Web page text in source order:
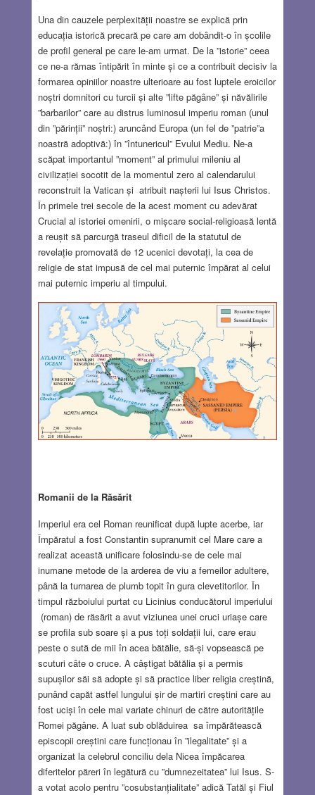
Una din cauzele perplexității noastre se explică prin
educația istorică precară pe care am dobândit-o în școlile
de profil general pe care le-am urmat. De la ”istorie” ceea
ce ne-a rămas întipărit în minte și ce a contribuit decisiv la
formarea opiniilor noastre ulterioare au fost luptele eroicilor
noștri domnitori cu turcii și alte ”lifte păgâne” și năvălirile
”barbarilor” care au distrus luminosul imperiu roman (unul
din ”părinții” noștri:) aruncând Europa (un fel de ”patrie”a
noastră adoptivă:) în ”întunericul” Evului Mediu. Ne-a
scăpat importantul ”moment” al primului mileniu al
civilizației socotit de la momentul zero al calendarului
reconstruit la Vatican și atribuit nașterii lui Isus Christos.
În primele trei secole de la acest moment cu adevărat
Crucial al istoriei omenirii, o mișcare social-religioasă lentă
a reușit să parcurgă traseul dificil de la statutul de
revelație promovată de 12 ucenici devotați, la cea de
religie de stat impusă de cel mai puternic împărat al celui
mai puternic imperiu al timpului.
Romanii de la Răsărit
Imperiul era cel Roman reunificat după lupte acerbe, iar
Împăratul a fost Constantin supranumit cel Mare care a
realizat această unificare folosindu-se de cele mai
inumane metode de la arderea de viu a femeilor adultere,
până la turnarea de plumb topit în gura clevetitorilor. În
timpul războiului purtat cu Licinius conducătorul imperiului
(roman) de răsărit a avut viziunea unei cruci uriașe care
se profila sub soare și a pus toți soldații lui, care erau
peste o sută de mii în acea bătălie, să-și vopsească pe
scuturi câte o cruce. A câștigat bătălia și a permis
supușilor săi să adopte și să practice liber religia creștină,
punând capăt astfel lungului șir de martiri creștini care au
fost uciși în cele mai variate chinuri de către autoritățile
Romei păgâne. A luat sub oblăduirea sa împărătească
episcopii creștini care funcționau în ”ilegalitate” și a
organizat la celebrul conciliu dela Nicea împăcarea
diferitelor păreri în legătură cu ”dumnezeitatea” lui Isus. S-
a votat acolo pentru ”cosubstanțialitate” adică Tatăl și Fiul